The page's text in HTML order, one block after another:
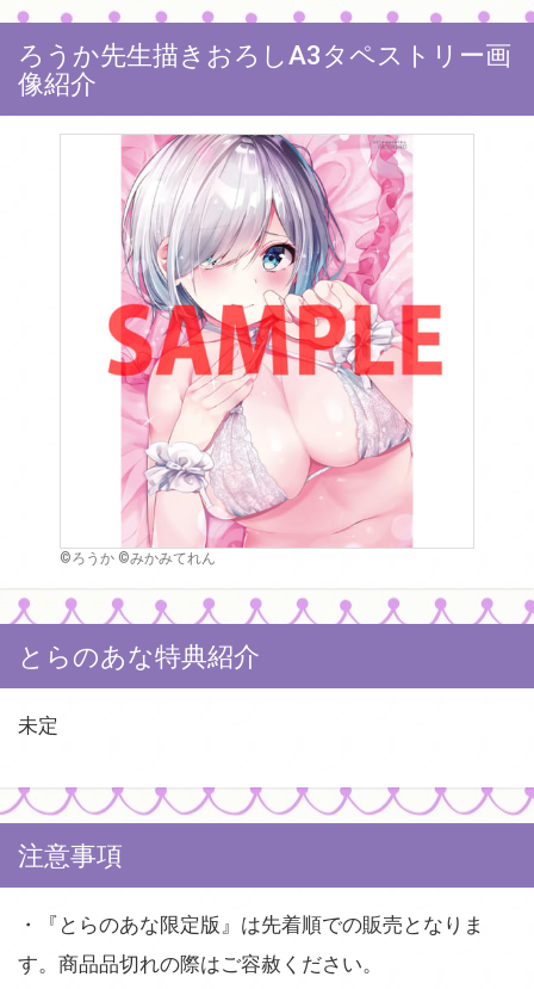
ろうか先生描きおろしA3タペストリー画
像紹介
©ろうか ©みかみてれん
とらのあな特典紹介
未定
注意事項
・『とらのあな限定版』は先着順での販売となりま
す。商品品切れの際はご容赦ください。